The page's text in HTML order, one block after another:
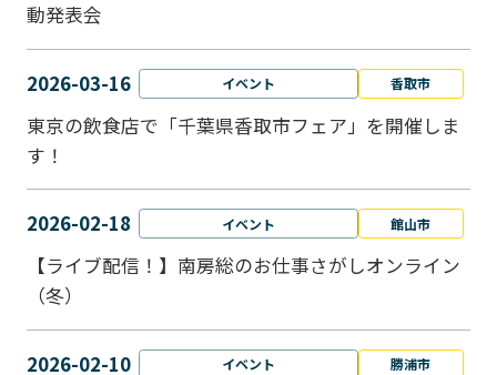
動発表会
2026-03-16 イベント 香取市
東京の飲食店で「千葉県香取市フェア」を開催しま
す！
2026-02-18 イベント 館山市
【ライブ配信！】南房総のお仕事さがしオンライン
（冬）
2026-02-10 イベント
勝浦市